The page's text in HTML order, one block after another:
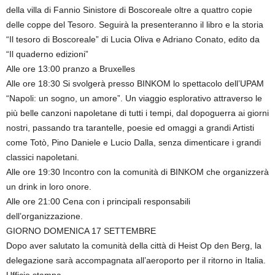
della villa di Fannio Sinistore di Boscoreale oltre a quattro copie
delle coppe del Tesoro. Seguirà la presenteranno il libro e la storia
“Il tesoro di Boscoreale” di Lucia Oliva e Adriano Conato, edito da
“Il quaderno edizioni”
Alle ore 13:00 pranzo a Bruxelles
Alle ore 18:30 Si svolgerà presso BINKOM lo spettacolo dell’UPAM
“Napoli: un sogno, un amore”. Un viaggio esplorativo attraverso le
più belle canzoni napoletane di tutti i tempi, dal dopoguerra ai giorni
nostri, passando tra tarantelle, poesie ed omaggi a grandi Artisti
come Totò, Pino Daniele e Lucio Dalla, senza dimenticare i grandi
classici napoletani.
Alle ore 19:30 Incontro con la comunità di BINKOM che organizzerà
un drink in loro onore.
Alle ore 21:00 Cena con i principali responsabili
dell’organizzazione.
GIORNO DOMENICA 17 SETTEMBRE
Dopo aver salutato la comunità della città di Heist Op den Berg, la
delegazione sarà accompagnata all’aeroporto per il ritorno in Italia.